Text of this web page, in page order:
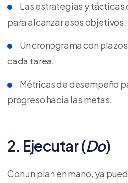
Las estrategias y tácticas
para alcanzar esos objetivos.
Un cronograma con
cada tarea.
Métricas de desempeño
progreso hacia las metas.
2. Ejecutar (Do)
Con un plan en mano, ya